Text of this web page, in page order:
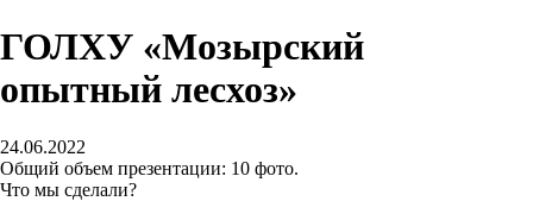
ГОЛХУ «Мозырский
опытный лесхоз»
24.06.2022
Общий объем презентации: 10 фото.
Что мы сделали?